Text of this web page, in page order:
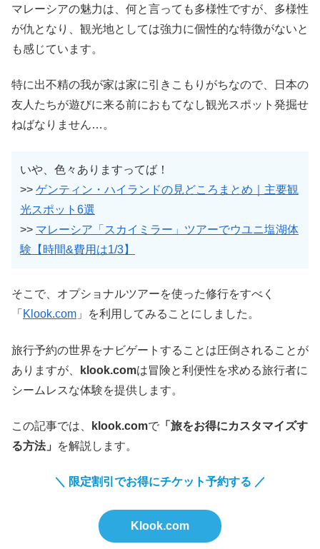
マレーシアの魅力は、何と言っても多様性ですが、多様性
が仇となり、観光地としては強力に個性的な特徴がないと
も感じています。
特に出不精の我が家は家に引きこもりがちなので、日本の
友人たちが遊びに来る前におもてなし観光スポット発掘せ
ねばなりません…。
いや、色々ありますってば！
>> ゲンティン・ハイランドの見どころまとめ｜主要観
光スポット6選
>> マレーシア「スカイミラー」ツアーでウユニ塩湖体
験【時間&費用は1/3】
そこで、オプショナルツアーを使った修行をすべく
「 Klook.com 」を利用してみることにしました。
旅行予約の世界をナビゲートすることは圧倒されることが
ありますが、
klook.comは冒険と利便性を求める旅行者に
シームレスな体験を提供します。
この記事では、 klook.comで 「旅をお得にカスタマイズす
る方法」
を解説します。
＼ 限定割引でお得にチケット予約する ／
Klook.com